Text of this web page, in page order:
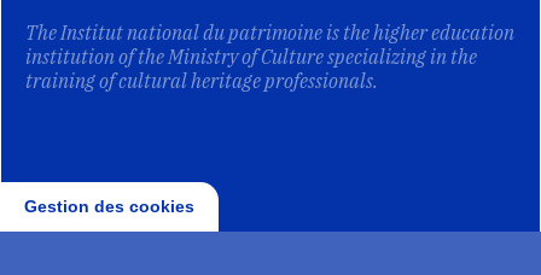
The Institut national du patrimoine is the higher education
institution of the Ministry of Culture specializing in the
training of cultural heritage professionals.
Gestion des cookies